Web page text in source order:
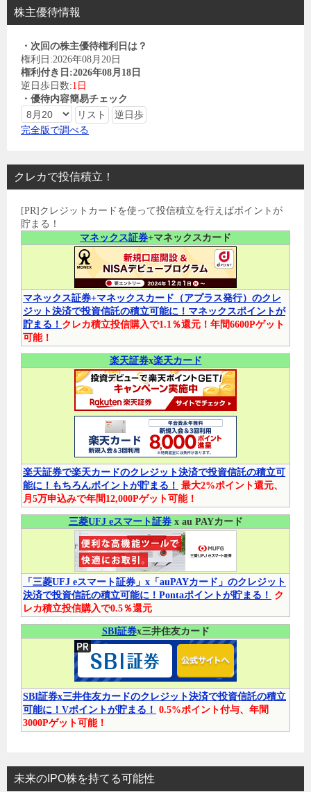
株主優待情報
・次回の株主優待権利日は？
権利日:2026年08月20日
権利付き日:2026年08月18日
逆日歩日数:1日
・優待内容簡易チェック
完全版で調べる
クレカで投信積立！
[PR]クレジットカードを使って投信積立を行えばポイントが
貯まる！
マネックス証券+マネックスカード
マネックス証券+マネックスカード（アプラス発行）のクレ
ジット決済で投資信託の積立可能に！マネックスポイントが
貯まる！ クレカ積立投信購入で1.1％還元！年間6600Pゲット
可能！
楽天証券x楽天カード
楽天証券で楽天カードのクレジット決済で投資信託の積立可
能に！もちろんポイントが貯まる！ 最大2%ポイント還元、
月5万申込みで年間12,000Pゲット可能！
三菱UFJ eスマート証券x au PAYカード
「三菱UFJ eスマート証券」x「auPAYカード」のクレジット
決済で投資信託の積立可能に！Pontaポイントが貯まる！
ク
レカ積立投信購入で0.5％還元
SBI証券x三井住友カード
SBI証券x三井住友カードのクレジット決済で投資信託の積立
可能に！Vポイントが貯まる！ 0.5%ポイント付与、年間
3000Pゲット可能！
未来のIPO株を持てる可能性